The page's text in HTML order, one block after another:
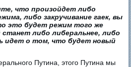
что произойдет либо
либо закручивание гаек, вы
это будет режим того же
либо либеральнее, либо
идет о том, что будет новый
Путина, этого Путина мы